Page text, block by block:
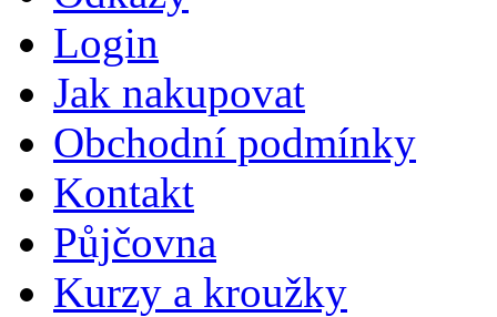
Login
Jak nakupovat
Obchodní podmínky
Kontakt
Půjčovna
Kurzy a kroužky